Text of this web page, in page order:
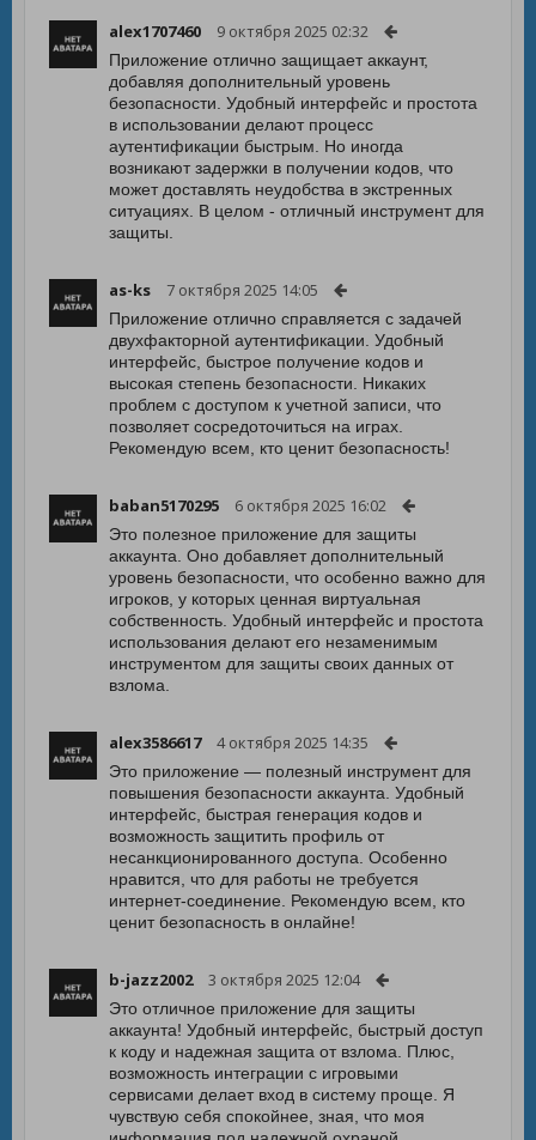
alex1707460 9 октября 2025 02:32
Приложение отлично защищает аккаунт,
добавляя дополнительный уровень
безопасности. Удобный интерфейс и простота
в использовании делают процесс
аутентификации быстрым. Но иногда
возникают задержки в получении кодов, что
может доставлять неудобства в экстренных
ситуациях. В целом - отличный инструмент для
защиты.
as-ks 7 октября 2025 14:05
Приложение отлично справляется с задачей
двухфакторной аутентификации. Удобный
интерфейс, быстрое получение кодов и
высокая степень безопасности. Никаких
проблем с доступом к учетной записи, что
позволяет сосредоточиться на играх.
Рекомендую всем, кто ценит безопасность!
baban5170295 6 октября 2025 16:02
Это полезное приложение для защиты
аккаунта. Оно добавляет дополнительный
уровень безопасности, что особенно важно для
игроков, у которых ценная виртуальная
собственность. Удобный интерфейс и простота
использования делают его незаменимым
инструментом для защиты своих данных от
взлома.
alex3586617 4 октября 2025 14:35
Это приложение — полезный инструмент для
повышения безопасности аккаунта. Удобный
интерфейс, быстрая генерация кодов и
возможность защитить профиль от
несанкционированного доступа. Особенно
нравится, что для работы не требуется
интернет-соединение. Рекомендую всем, кто
ценит безопасность в онлайне!
b-jazz2002 3 октября 2025 12:04
Это отличное приложение для защиты
аккаунта! Удобный интерфейс, быстрый доступ
к коду и надежная защита от взлома. Плюс,
возможность интеграции с игровыми
сервисами делает вход в систему проще. Я
чувствую себя спокойнее, зная, что моя